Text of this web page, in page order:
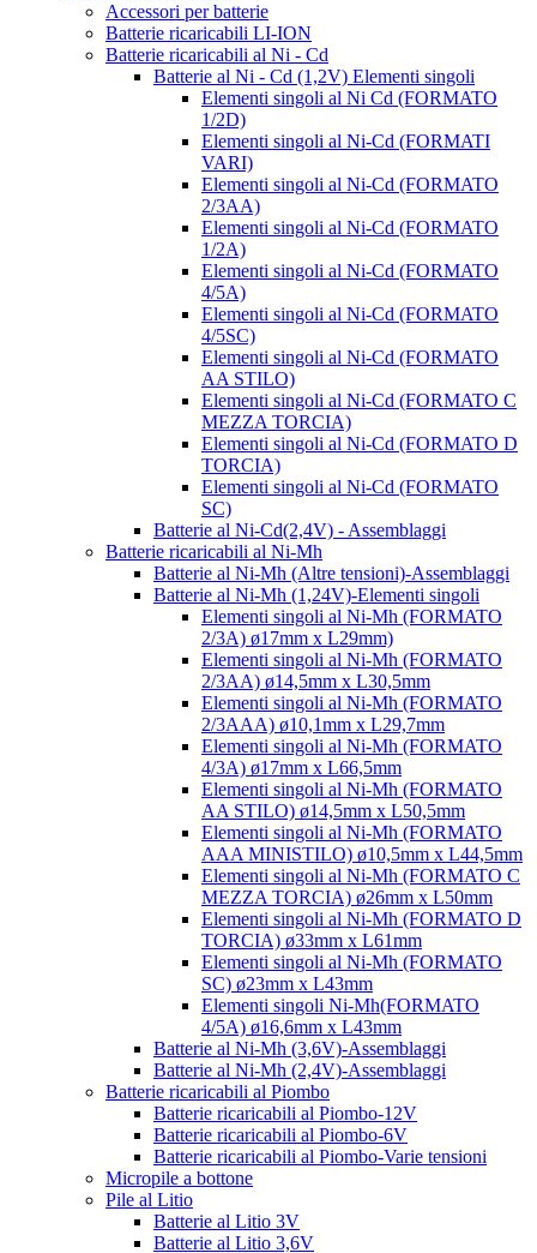
Accessori per batterie
Batterie ricaricabili LI-ION
Batterie ricaricabili al Ni - Cd
Batterie al Ni - Cd (1,2V) Elementi singoli
Elementi singoli al Ni Cd (FORMATO
1/2D)
Elementi singoli al Ni-Cd (FORMATI
VARI)
Elementi singoli al Ni-Cd (FORMATO
2/3AA)
Elementi singoli al Ni-Cd (FORMATO
1/2A)
Elementi singoli al Ni-Cd (FORMATO
4/5A)
Elementi singoli al Ni-Cd (FORMATO
4/5SC)
Elementi singoli al Ni-Cd (FORMATO
AA STILO)
Elementi singoli al Ni-Cd (FORMATO C
MEZZA TORCIA)
Elementi singoli al Ni-Cd (FORMATO D
TORCIA)
Elementi singoli al Ni-Cd (FORMATO
SC)
Batterie al Ni-Cd(2,4V) - Assemblaggi
Batterie ricaricabili al Ni-Mh
Batterie al Ni-Mh (Altre tensioni)-Assemblaggi
Batterie al Ni-Mh (1,24V)-Elementi singoli
Elementi singoli al Ni-Mh (FORMATO
2/3A) ø17mm x L29mm)
Elementi singoli al Ni-Mh (FORMATO
2/3AA) ø14,5mm x L30,5mm
Elementi singoli al Ni-Mh (FORMATO
2/3AAA) ø10,1mm x L29,7mm
Elementi singoli al Ni-Mh (FORMATO
4/3A) ø17mm x L66,5mm
Elementi singoli al Ni-Mh (FORMATO
AA STILO) ø14,5mm x L50,5mm
Elementi singoli al Ni-Mh (FORMATO
AAA MINISTILO) ø10,5mm x L44,5mm
Elementi singoli al Ni-Mh (FORMATO C
MEZZA TORCIA) ø26mm x L50mm
Elementi singoli al Ni-Mh (FORMATO D
TORCIA) ø33mm x L61mm
Elementi singoli al Ni-Mh (FORMATO
SC) ø23mm x L43mm
Elementi singoli Ni-Mh(FORMATO
4/5A) ø16,6mm x L43mm
Batterie al Ni-Mh (3,6V)-Assemblaggi
Batterie al Ni-Mh (2,4V)-Assemblaggi
Batterie ricaricabili al Piombo
Batterie ricaricabili al Piombo-12V
Batterie ricaricabili al Piombo-6V
Batterie ricaricabili al Piombo-Varie tensioni
Micropile a bottone
Pile al Litio
Batterie al Litio 3V
Batterie al Litio 3,6V